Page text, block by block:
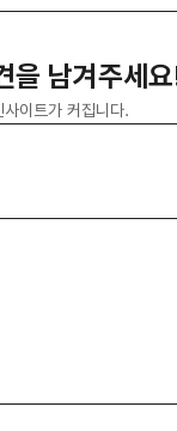
을 남겨주세
이트가 커집니다.